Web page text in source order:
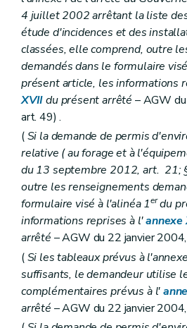
4 juillet 2002 arrêtant la liste
étude d'incidences et des
classées, elle comprend, outre
demandés dans le formulaire
présent article, les informations
XVIIdu présent arrêté – AGW
art. 49) .
(Si la demande de permis
relative (au forage et à
du 13 septembre 2012, art. 21;
outre les renseignements
formulaire visé à l'alinéa 1erdu
informations reprises à l'annexe
arrêté – AGW du 22 janvier
(Si les tableaux prévus à
suffisants, le demandeur utilise
complémentaires prévus à l'
arrêté – AGW du 22 janvier